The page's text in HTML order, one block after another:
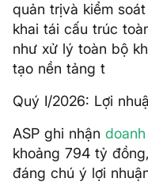
quản trịvà kiểm
khai tái cấu trúc
như xử lý toàn bộ
tạo nền tảng t
Quý I/2026: Lợi
ASP ghi nhận
khoảng 794 tỷ
đáng chú ý lợi